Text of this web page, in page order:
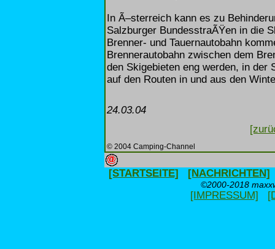
In Ã–sterreich kann es zu
Salzburger BundesstraÃŸen in die
Brenner- und Tauernautobahn
Brennerautobahn zwischen dem
den Skigebieten eng werden, in der
auf den Routen in und aus den
24.03.04
© 2004 Camping-Channel
[STARTSEITE] [NACHRICHTEN]
©2000-2018
[IMPRESSUM]